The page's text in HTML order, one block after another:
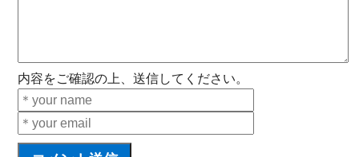
内容をご確認の上、送信してください。